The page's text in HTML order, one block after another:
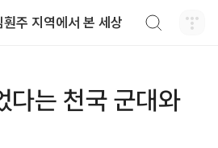
훤주 지역에서 본 세상
다는 천국 군대와